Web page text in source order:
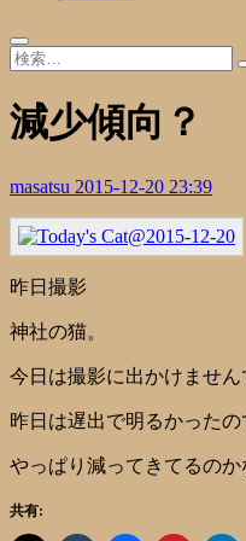
減少傾向？
masatsu 2015-12-20 23:39
昨日撮影
神社の猫。
今日は撮影に出かけません
昨日は遅出で明るかった
やっぱり減ってきてるのか
共有: